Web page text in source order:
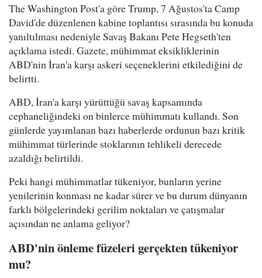
The Washington Post'a göre Trump, 7 Ağustos'ta Camp
David'de düzenlenen kabine toplantısı sırasında bu konuda
yanıltılması nedeniyle Savaş Bakanı Pete Hegseth'ten
açıklama istedi. Gazete, mühimmat eksikliklerinin
ABD'nin İran'a karşı askeri seçeneklerini etkilediğini de
belirtti.
ABD, İran'a karşı yürüttüğü savaş kapsamında
cephaneliğindeki on binlerce mühimmatı kullandı. Son
günlerde yayımlanan bazı haberlerde ordunun bazı kritik
mühimmat türlerinde stoklarının tehlikeli derecede
azaldığı belirtildi.
Peki hangi mühimmatlar tükeniyor, bunların yerine
yenilerinin konması ne kadar sürer ve bu durum dünyanın
farklı bölgelerindeki gerilim noktaları ve çatışmalar
açısından ne anlama geliyor?
ABD'nin önleme füzeleri gerçekten tükeniyor
mu?